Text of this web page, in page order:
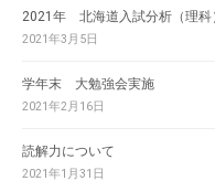
2021年 北海道入試分析（理科
2021年3月5日
学年末 大勉強会実施
2021年2月16日
読解力について
2021年1月31日